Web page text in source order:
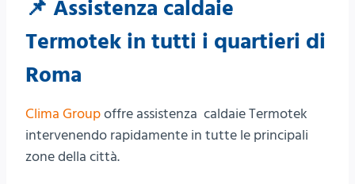
📌 Assistenza caldaie
Termotek in tutti i quartieri di
Roma
Clima Groupoffre assistenza caldaie Termotek
intervenendo rapidamente in tutte le principali
zone della città.